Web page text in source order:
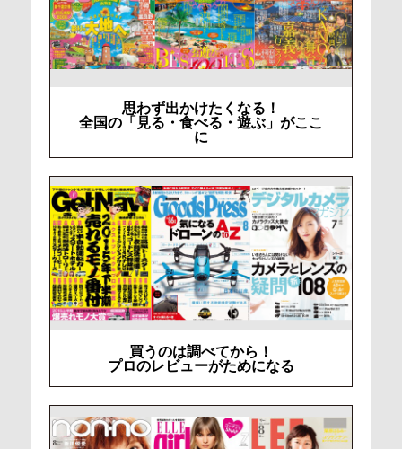
思わず出かけたくなる！
全国の「見る・食べる・遊ぶ」がここ
に
買うのは調べてから！
プロのレビューがためになる